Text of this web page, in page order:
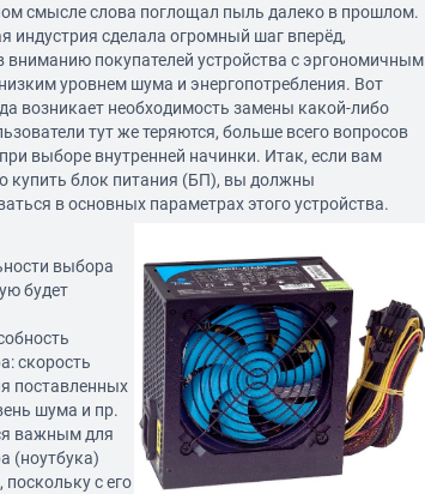
смысле слова поглощал пыль далеко в прошлом.
индустрия сделала огромный шаг вперёд,
вниманию покупателей устройства с эргономичным
уровнем шума и энергопотребления. Вот
возникает необходимость замены какой-либо
тут же теряются, больше всего вопросов
выборе внутренней начинки. Итак, если вам
купить блок питания (БП), вы должны
в основных параметрах этого устройства.
выбора
будет
скорость
поставленных
шума и пр.
важным для
(ноутбука)
с его